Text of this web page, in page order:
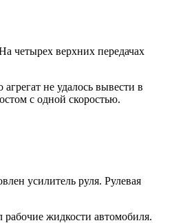
четырех верхних передачах
не удалось вывести в
с одной скоростью.
усилитель руля. Рулевая
жидкости автомобиля.